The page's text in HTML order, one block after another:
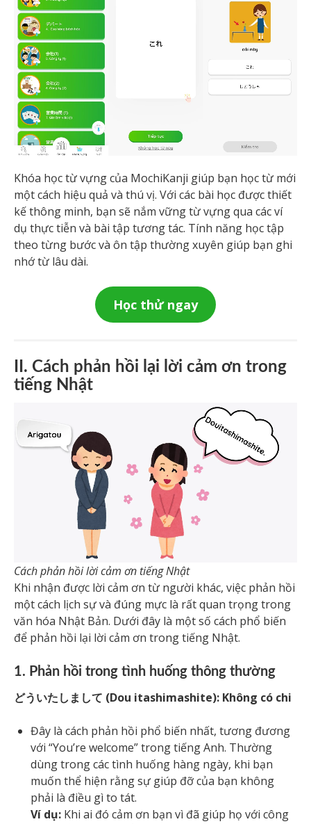
Khóa học từ vựng của MochiKanji giúp bạn học từ mới
một cách hiệu quả và thú vị. Với các bài học được thiết
kế thông minh, bạn sẽ nắm vững từ vựng qua các ví
dụ thực tiễn và bài tập tương tác. Tính năng học tập
theo từng bước và ôn tập thường xuyên giúp bạn ghi
nhớ từ lâu dài.
Học thử ngay
II. Cách phản hồi lại lời cảm ơn trong
tiếng Nhật
Cách phản hồi lời cảm ơn tiếng Nhật
Khi nhận được lời cảm ơn từ người khác, việc phản hồi
một cách lịch sự và đúng mực là rất quan trọng trong
văn hóa Nhật Bản. Dưới đây là một số cách phổ biến
để phản hồi lại lời cảm ơn trong tiếng Nhật.
1. Phản hồi trong tình huống thông thường
どういたしまして (Dou itashimashite): Không có chi
Đây là cách phản hồi phổ biến nhất, tương đương
với “You’re welcome” trong tiếng Anh. Thường
dùng trong các tình huống hàng ngày, khi bạn
muốn thể hiện rằng sự giúp đỡ của bạn không
phải là điều gì to tát.
Ví dụ: Khi ai đó cảm ơn bạn vì đã giúp họ với công